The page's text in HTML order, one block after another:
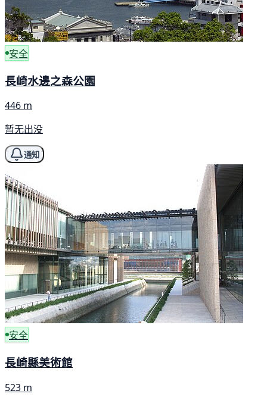
安全
長崎水邊之森公園
446 m
暂无出没
通知
安全
長崎縣美術館
523 m